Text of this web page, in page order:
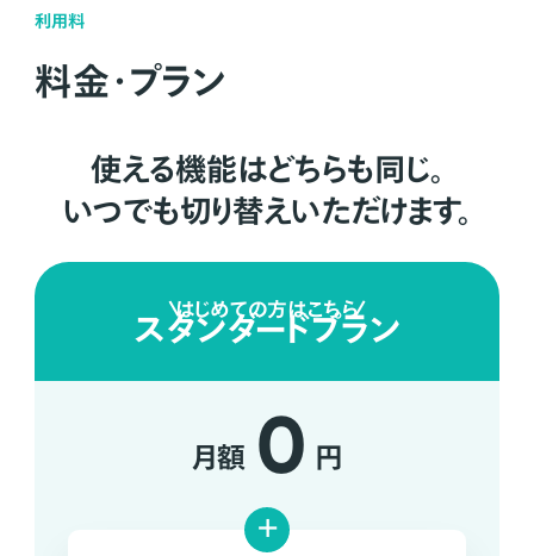
利用料
料金・プラン
使える機能はどちらも同じ。
いつでも切り替えいただけます。
はじめての方はこちら
スタンダードプラン
月額 0 円
+